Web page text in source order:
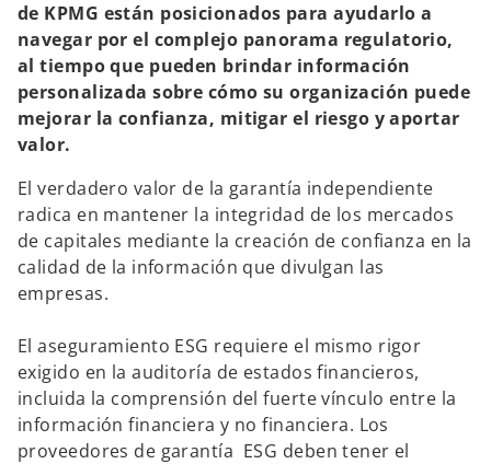
a
a
u
e
v
a
a
u
v
de KPMG están posicionados para ayudarlo a
navegar por el complejo panorama regulatorio,
al tiempo que pueden brindar información
personalizada sobre cómo su organización puede
mejorar la confianza, mitigar el riesgo y aportar
valor.
El verdadero valor de la garantía independiente
radica en mantener la integridad de los mercados
de capitales mediante la creación de confianza en la
calidad de la información que divulgan las
empresas.
El aseguramiento ESG requiere el mismo rigor
exigido en la auditoría de estados financieros,
incluida la comprensión del fuerte vínculo entre la
información financiera y no financiera. Los
proveedores de garantía ESG deben tener el